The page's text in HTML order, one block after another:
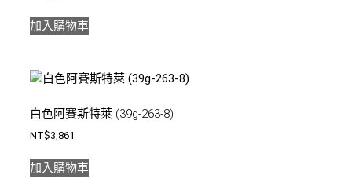
加入購物車
白色阿賽斯特萊 (39g-263-8)
NT$3,861
加入購物車